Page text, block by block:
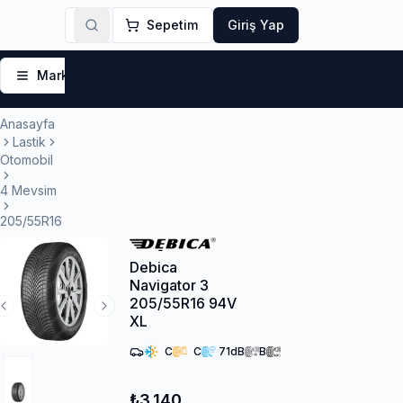
Sepetim Giriş Yap
Markalar
Anasayfa
Lastik
Otomobil
4 Mevsim
205/55R16
Next Slide
Previous Slide
Debica
Navigator 3
205/55R16 94V
XL
C C 71dB B